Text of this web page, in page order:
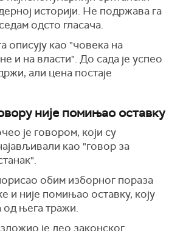
историји. Не подржава га
одсто гласача.
описују као "човека на
и на власти". До сада је успео
али цена постаје
није помињао оставку
је говором, који су
као "говор за
обим изборног пораза
и није помињао оставку, коју
од њега тражи.
је део законског